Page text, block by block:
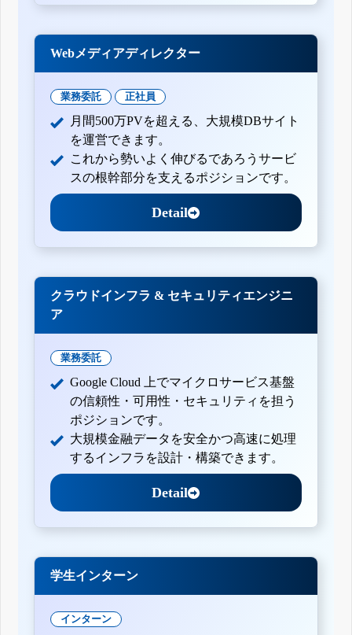
Webメディアディレクター
業務委託 正社員
月間500万PVを超える、大規模DBサイト
を運営できます。
これから勢いよく伸びるであろうサービ
スの根幹部分を支えるポジションです。
Detail
クラウドインフラ & セキュリティエンジニ
ア
業務委託
Google Cloud 上でマイクロサービス基盤
の信頼性・可用性・セキュリティを担う
ポジションです。
大規模金融データを安全かつ高速に処理
するインフラを設計・構築できます。
Detail
学生インターン
インターン